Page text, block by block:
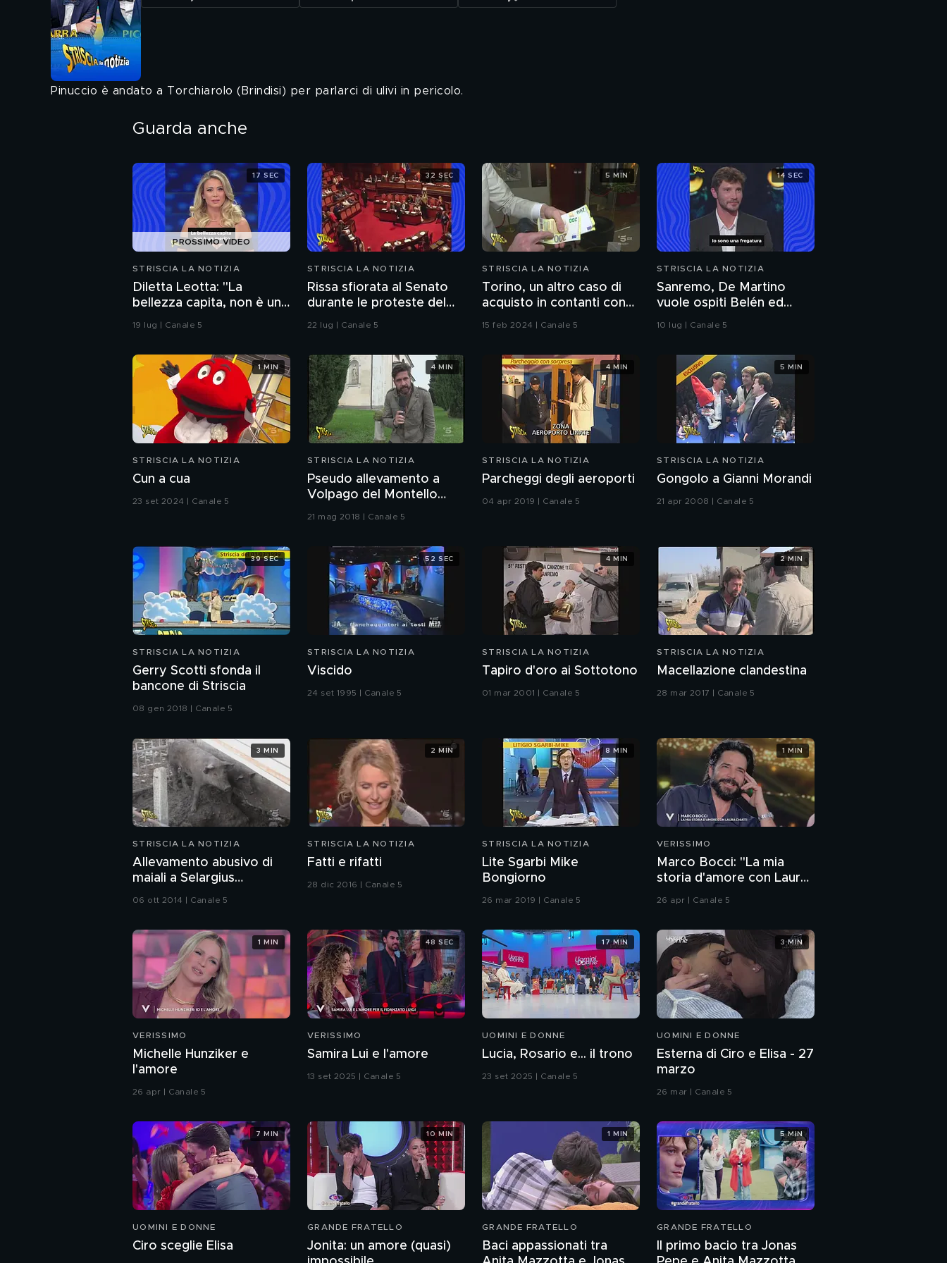
Pinuccio è andato a Torchiarolo (Brindisi) per parlarci di ulivi in pericolo.
Guarda anche
PROSSIMO VIDEO
STRISCIA LA NOTIZIA
Diletta Leotta: "La
bellezza capita, non è un
merito". Ecco la risposta
19 lug | Canale 5
17 SEC
STRISCIA LA NOTIZIA
Rissa sfiorata al Senato
durante le proteste del
M5S sul caso Delmastro
22 lug | Canale 5
32 SEC
STRISCIA LA NOTIZIA
Torino, un altro caso di
acquisto in contanti con
lo "strappo"
15 feb 2024 | Canale 5
5 MIN
STRISCIA LA NOTIZIA
Sanremo, De Martino
vuole ospiti Belén ed
Emma: il curioso triangolo
10 lug | Canale 5
14 SEC
STRISCIA LA NOTIZIA
Cun a cua
23 set 2024 | Canale 5
1 MIN
STRISCIA LA NOTIZIA
Pseudo allevamento a
Volpago del Montello
21 mag 2018 | Canale 5
4 MIN
STRISCIA LA NOTIZIA
Parcheggi degli aeroporti
04 apr 2019 | Canale 5
4 MIN
STRISCIA LA NOTIZIA
Gongolo a Gianni Morandi
21 apr 2008 | Canale 5
5 MIN
STRISCIA LA NOTIZIA
Gerry Scotti sfonda il
bancone di Striscia
08 gen 2018 | Canale 5
39 SEC
STRISCIA LA NOTIZIA
Viscido
24 set 1995 | Canale 5
52 SEC
STRISCIA LA NOTIZIA
Tapiro d'oro ai Sottotono
01 mar 2001 | Canale 5
4 MIN
STRISCIA LA NOTIZIA
Macellazione clandestina
28 mar 2017 | Canale 5
2 MIN
STRISCIA LA NOTIZIA
Allevamento abusivo di
maiali a Selargius
06 ott 2014 | Canale 5
3 MIN
STRISCIA LA NOTIZIA
Fatti e rifatti
28 dic 2016 | Canale 5
2 MIN
STRISCIA LA NOTIZIA
Lite Sgarbi Mike
Bongiorno
26 mar 2019 | Canale 5
8 MIN
VERISSIMO
Marco Bocci: "La mia
storia d'amore con Laura
Chiatti"
26 apr | Canale 5
1 MIN
VERISSIMO
Michelle Hunziker e
l'amore
26 apr | Canale 5
1 MIN
VERISSIMO
Samira Lui e l'amore
13 set 2025 | Canale 5
48 SEC
UOMINI E DONNE
Lucia, Rosario e... il trono
23 set 2025 | Canale 5
17 MIN
UOMINI E DONNE
Esterna di Ciro e Elisa - 27
marzo
26 mar | Canale 5
3 MIN
UOMINI E DONNE
Ciro sceglie Elisa
7 MIN
GRANDE FRATELLO
Jonita: un amore (quasi)
10 MIN
GRANDE FRATELLO
Baci appassionati tra
1 MIN
GRANDE FRATELLO
Il primo bacio tra Jonas
5 MIN